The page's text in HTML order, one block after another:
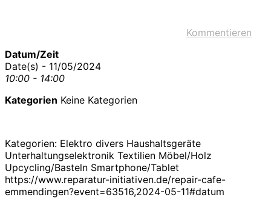
Kommentieren
Datum/Zeit
Date(s) - 11/05/2024
10:00 - 14:00
Kategorien Keine Kategorien
Kategorien: Elektro divers Haushaltsgeräte
Unterhaltungselektronik Textilien Möbel/Holz
Upcycling/Basteln Smartphone/Tablet
https://www.reparatur-initiativen.de/repair-cafe-
emmendingen?event=63516,2024-05-11#datum